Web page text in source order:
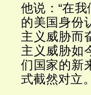
他说：“在
的美国身份
主义威胁而
主义威胁如
们国家的新
式截然对立